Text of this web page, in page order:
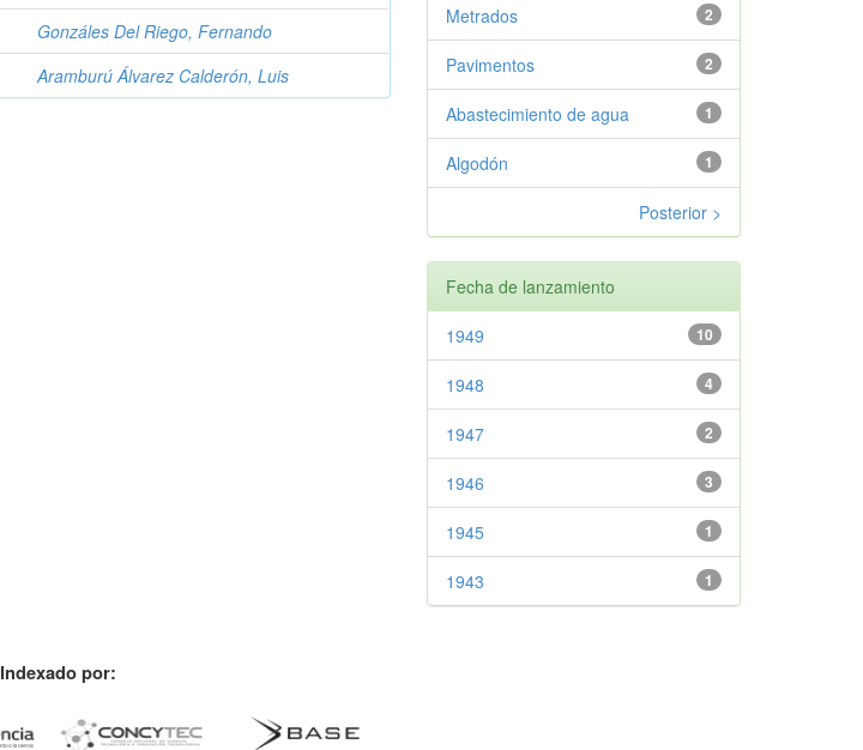
Gonzáles Del Riego, Fernando
Aramburú Álvarez Calderón, Luis
2
Metrados
2
Pavimentos
1
Abastecimiento de agua
1
Algodón
Posterior >
Fecha de lanzamiento
10
1949
4
1948
2
1947
3
1946
1
1945
1
1943
Indexado por: